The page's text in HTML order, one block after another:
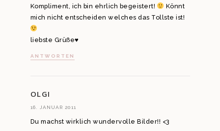
Kompliment, ich bin ehrlich begeistert!
Könnt
mich nicht entscheiden welches das Tollste ist!
liebste Grüße♥
ANTWORTEN
OLGI
16. JANUAR 2011
Du machst wirklich wundervolle Bilder!! <3